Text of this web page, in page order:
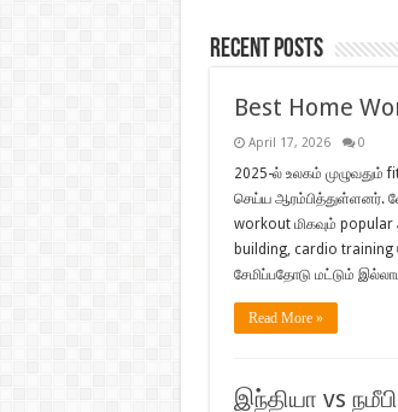
Recent Posts
Best Home
April 17, 2026 0
2025-ல் உலகம் முழுவதும்
செய்ய ஆரம்பித்துள்ளனர்.
workout மிகவும் popular
building, cardio training
சேமிப்பதோடு மட்டும்
Read More »
இந்தியா vs